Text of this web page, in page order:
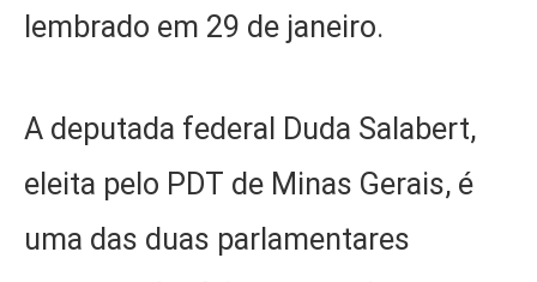
lembrado em 29 de janeiro.
A deputada federal Duda Salabert,
eleita pelo PDT de Minas Gerais, é
uma das duas parlamentares